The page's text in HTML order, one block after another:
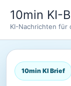
Inhalt
springen
10min KI-
KI-Nachrichten für